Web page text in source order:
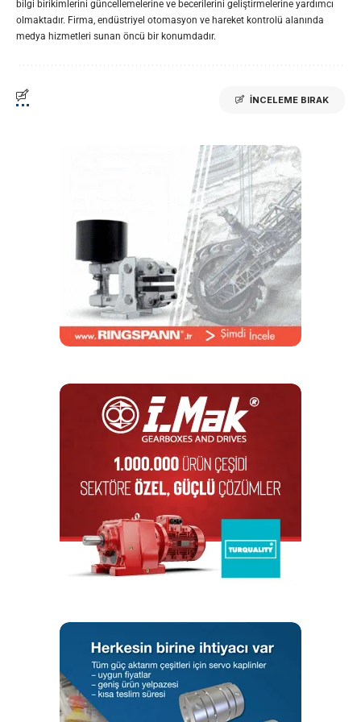
bilgi birikimlerini güncellemelerine ve becerilerini geliştirmelerine yardımcı
olmaktadır. Firma, endüstriyel otomasyon ve hareket kontrolü alanında
medya hizmetleri sunan öncü bir konumdadır.
İNCELEME BIRAK